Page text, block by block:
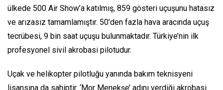
ülkede 500 Air Show’a katılmış, 859 gösteri uçuşunu hatasız
ve arızasız tamamlamıştır. 50’den fazla hava aracında uçuş
tecrübesi, 9 bin saat uçuşu bulunmaktadır. Türkiye’nin ilk
profesyonel sivil akrobasi pilotudur.
Uçak ve helikopter pilotluğu yanında bakım teknisyeni
lisansına da sahiptir. ‘Mor Menekşe’ adını verdiği akrobasi